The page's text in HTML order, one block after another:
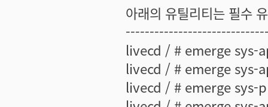
아래의 유틸리티는 필수
livecd / # emerge sys-
livecd / # emerge sys-
livecd / # emerge sys-